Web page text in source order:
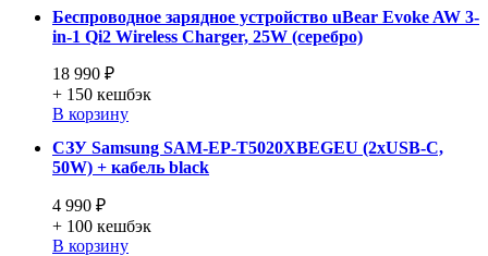
Беспроводное зарядное устройство uBear Evoke AW 3-
in-1 Qi2 Wireless Charger, 25W (серебро)
18 990 ₽
+ 150 кешбэк
В корзину
СЗУ Samsung SAM-EP-T5020XBEGEU (2xUSB-C,
50W) + кабель black
4 990 ₽
+ 100 кешбэк
В корзину